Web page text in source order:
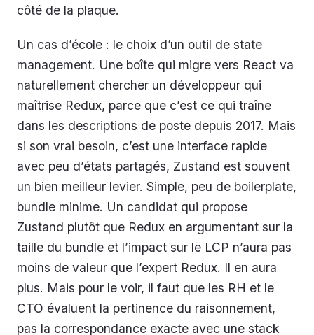
côté de la plaque.
Un cas d’école : le choix d’un outil de state
management. Une boîte qui migre vers React va
naturellement chercher un développeur qui
maîtrise Redux, parce que c’est ce qui traîne
dans les descriptions de poste depuis 2017. Mais
si son vrai besoin, c’est une interface rapide
avec peu d’états partagés, Zustand est souvent
un bien meilleur levier. Simple, peu de boilerplate,
bundle minime. Un candidat qui propose
Zustand plutôt que Redux en argumentant sur la
taille du bundle et l’impact sur le LCP n’aura pas
moins de valeur que l’expert Redux. Il en aura
plus. Mais pour le voir, il faut que les RH et le
CTO évaluent la pertinence du raisonnement,
pas la correspondance exacte avec une stack